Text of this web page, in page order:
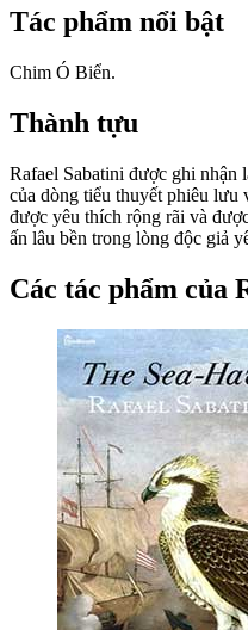
Tác phẩm nổi bật
Chim Ó Biển.
Thành tựu
Rafael Sabatini được ghi nhận
của dòng tiểu thuyết phiêu lưu
được yêu thích rộng rãi và
ấn lâu bền trong lòng độc giả
Các tác phẩm của